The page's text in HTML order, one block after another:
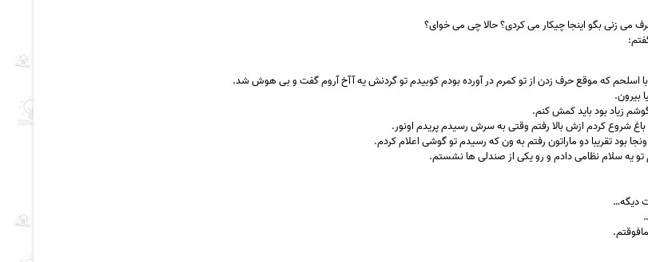
می زنی بگو اینجا چیکار می کردی؟ حالا چی می خوای؟
که موقع حرف زدن از تو کمرم در آورده بودم کوبیدم تو گردنش یه آآخ آروم گفت و بی هوش شد.
بیرون.
زیاد بود باید کمش کنم.
باغ شروع کردم ازش بالا رفتم وقتی به سرش رسیدم پریدم اونور.
بود تقریبا دو ماراتون رفتم به ون که رسیدم تو گوشی اعلام کردم.
تو یه سلام نظامی دادم و رو یکی از صندلی ها نشستم.
دیگه…